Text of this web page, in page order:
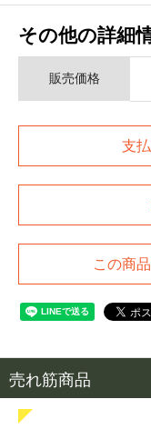
その他の詳細
販売価格
支
この商
売れ筋商品